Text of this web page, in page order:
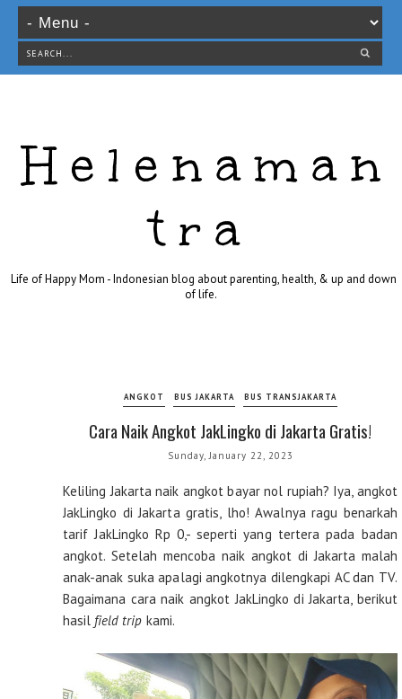
Helenaman
tra
Life of Happy Mom - Indonesian blog about parenting, health, & up and down
of life.
ANGKOT BUS JAKARTA BUS TRANSJAKARTA
Cara Naik Angkot JakLingko di Jakarta Gratis!
Sunday, January 22, 2023
Keliling Jakarta naik angkot bayar nol rupiah? Iya, angkot
JakLingko di Jakarta gratis, lho! Awalnya ragu benarkah
tarif JakLingko Rp 0,- seperti yang tertera pada badan
angkot. Setelah mencoba naik angkot di Jakarta malah
anak-anak suka apalagi angkotnya dilengkapi AC dan TV.
Bagaimana cara naik angkot JakLingko di Jakarta, berikut
hasil field trip kami.